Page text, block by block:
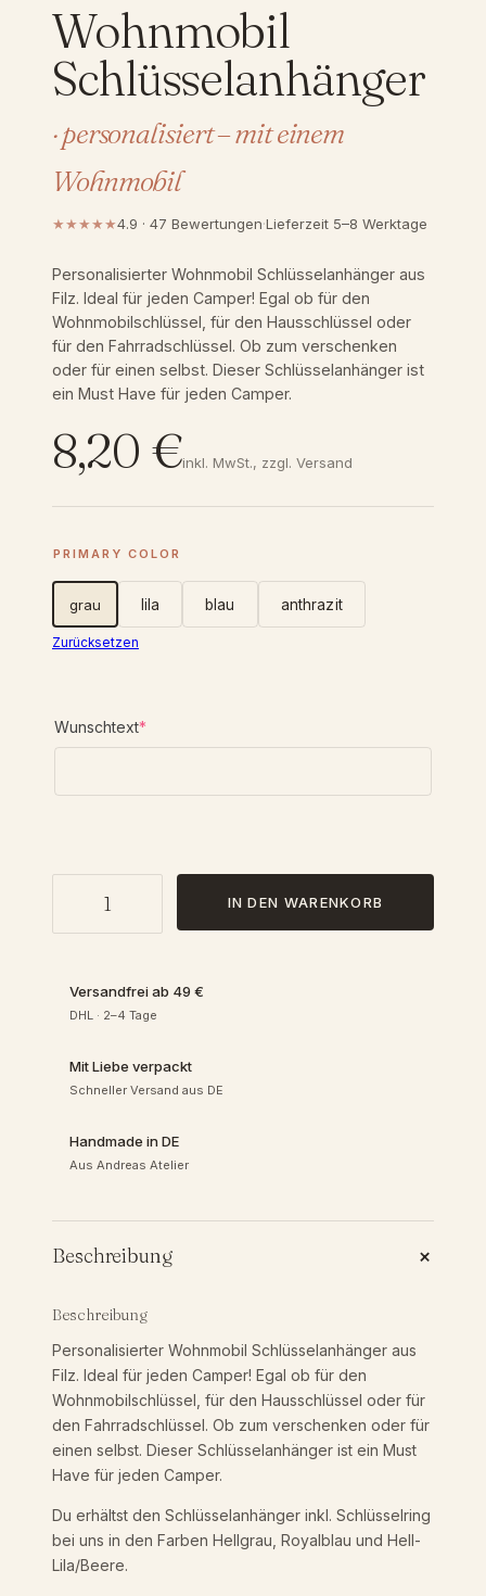
Wohnmobil
Schlüsselanhänger
· personalisiert – mit einem
Wohnmobil
★★★★★4.9 · 47 Bewertungen·Lieferzeit 5–8 Werktage
Personalisierter Wohnmobil Schlüsselanhänger aus
Filz. Ideal für jeden Camper! Egal ob für den
Wohnmobilschlüssel, für den Hausschlüssel oder
für den Fahrradschlüssel. Ob zum verschenken
oder für einen selbst. Dieser Schlüsselanhänger ist
ein Must Have für jeden Camper.
8,20 €inkl. MwSt., zzgl. Versand
PRIMARY COLOR
grau lila blau anthrazit
Zurücksetzen
Wunschtext*
r
q
e
h
s
e
a
h
ä
n
g
e
r
p
s
IN DEN WARENKORB
Versandfrei ab 49 €
DHL · 2–4 Tage
Mit Liebe verpackt
Schneller Versand aus DE
Handmade in DE
Aus Andreas Atelier
Beschreibung +
Beschreibung
Personalisierter Wohnmobil Schlüsselanhänger aus
Filz. Ideal für jeden Camper! Egal ob für den
Wohnmobilschlüssel, für den Hausschlüssel oder für
den Fahrradschlüssel. Ob zum verschenken oder für
einen selbst. Dieser Schlüsselanhänger ist ein Must
Have für jeden Camper.
Du erhältst den Schlüsselanhänger inkl. Schlüsselring
bei uns in den Farben Hellgrau, Royalblau und Hell-
Lila/Beere.